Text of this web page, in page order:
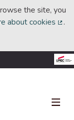
the site, you
about cookies .